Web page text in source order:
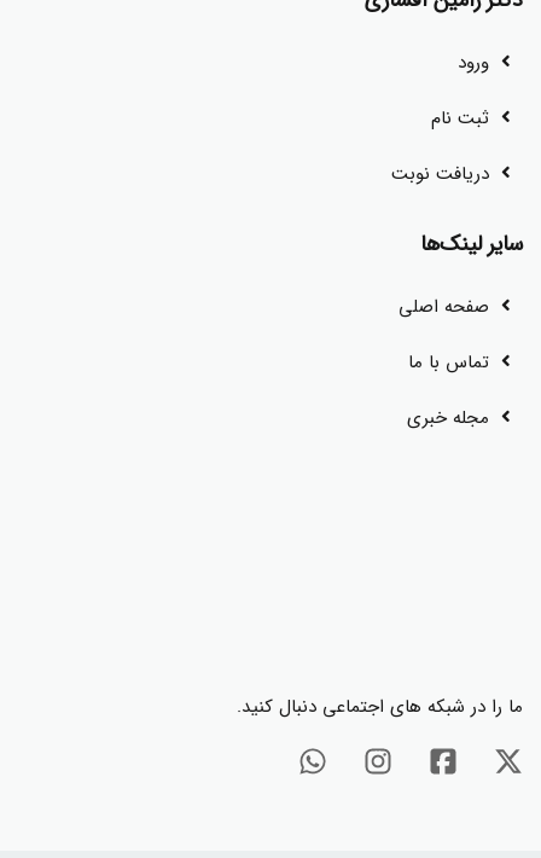
ورود
ثبت نام
دریافت نوبت
سایر لینک‌ها
صفحه اصلی
تماس با ما
مجله خبری
ما را در شبکه های اجتماعی دنبال کنید.